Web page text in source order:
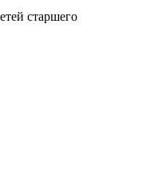
старшего